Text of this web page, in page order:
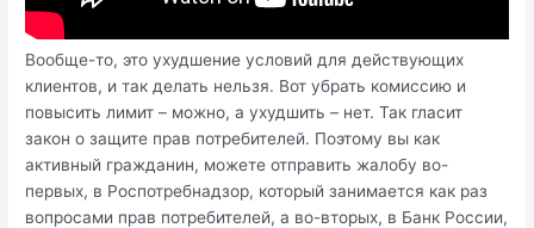
Вообще-то, это ухудшение условий для действующих
клиентов, и так делать нельзя. Вот убрать комиссию и
повысить лимит – можно, а ухудшить – нет. Так гласит
закон о защите прав потребителей. Поэтому вы как
активный гражданин, можете отправить жалобу во-
первых, в Роспотребнадзор, который занимается как раз
вопросами прав потребителей, а во-вторых, в Банк России,